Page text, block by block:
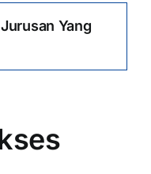
Yang